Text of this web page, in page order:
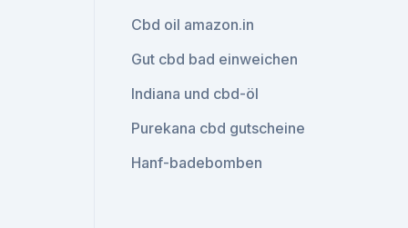
Cbd oil amazon.in
Gut cbd bad einweichen
Indiana und cbd-öl
Purekana cbd gutscheine
Hanf-badebomben